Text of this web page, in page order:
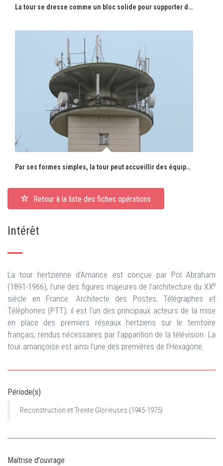
La tour se dresse comme un bloc solide pour supporter de fines dalles circulaires.
Par ses formes simples, la tour peut accueillir des équipements variés et s'avère donc adaptable à l'évolution des télécommunications.
Retour à la liste des fiches opérations
Intérêt
La tour hertzienne d’Amance est conçue par Pol Abraham
(1891-1966), l’une des figures majeures de l’architecture du XXe
siècle en France. Architecte des Postes, Télégraphes et
Téléphones (PTT), il est l’un des principaux acteurs de la mise
en place des premiers réseaux hertziens sur le territoire
français, rendus nécessaires par l’apparition de la télévision. La
tour amançoise est ainsi l’une des premières de l’Hexagone.
Période(s)
Reconstruction et Trente Glorieuses (1945-1975)
Maîtrise d'ouvrage